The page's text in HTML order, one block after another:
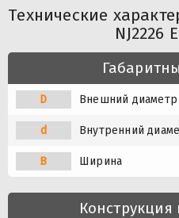
Технические
NJ2226
D Внешний диаметр
d Внутренний
B Ширина